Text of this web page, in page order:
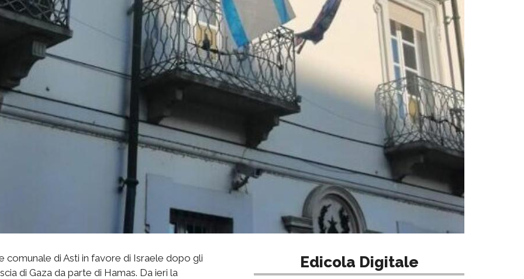
di Asti in favore di Israele dopo gli
di Gaza da parte di Hamas. Da ieri la
Edicola Digitale